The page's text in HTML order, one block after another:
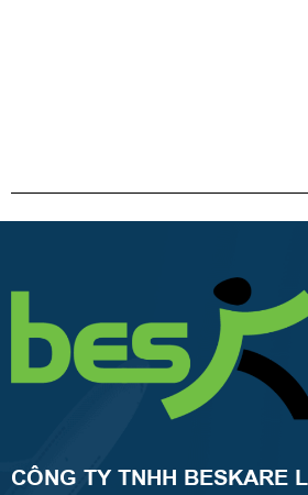
CÔNG TY TNHH BESKARE